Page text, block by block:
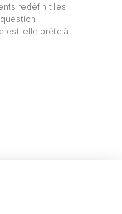
redéfinit les
est-elle prête à